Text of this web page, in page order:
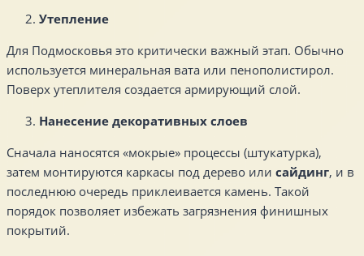
Утепление
Для Подмосковья это критически важный этап. Обычно
используется минеральная вата или пенополистирол.
Поверх утеплителя создается армирующий слой.
Нанесение декоративных слоев
Сначала наносятся «мокрые» процессы (штукатурка),
затем монтируются каркасы под дерево или сайдинг, и в
последнюю очередь приклеивается камень. Такой
порядок позволяет избежать загрязнения финишных
покрытий.